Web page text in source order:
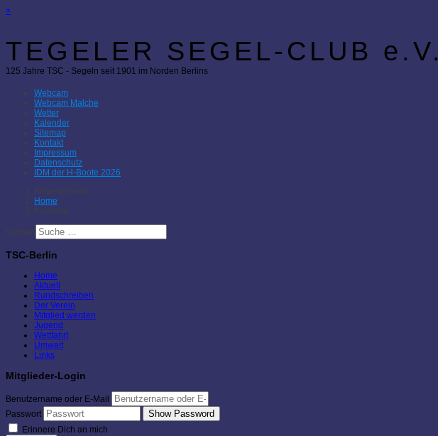
×
TEGELER SEGEL-CLUB e.V.
125 Jahre TSC - Segeln seit 1901 im Norden Berlins
Webcam
Webcam Malche
Wetter
Kalender
Sitemap
Kontakt
Impressum
Datenschutz
IDM der H-Boote 2026
Aktuelle Seite:
Home
Kalender
Suchen
TSC-Berlin
Home
Aktuell
Rundschreiben
Der Verein
Mitglied werden
Jugend
Wettfahrt
Umwelt
Links
Mitglieder-Login
Benutzername oder E-Mail
Passwort
Show Password
Erinnere Dich an mich